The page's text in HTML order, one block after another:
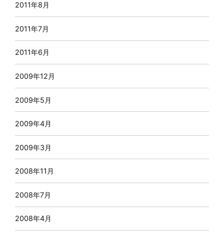
2011年8月
2011年7月
2011年6月
2009年12月
2009年5月
2009年4月
2009年3月
2008年11月
2008年7月
2008年4月